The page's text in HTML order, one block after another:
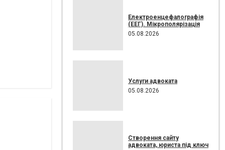
Електроенцефалографія
(ЕЕГ). Мікрополярізація
05.08.2026
Услуги адвоката
05.08.2026
Створення сайту
адвоката, юриста під ключ